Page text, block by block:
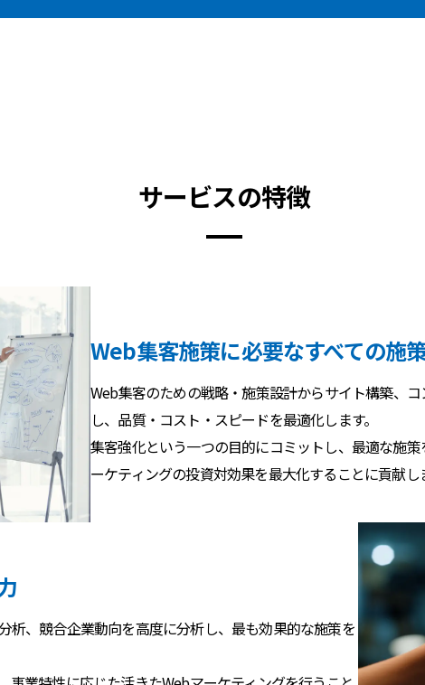
サービスの特徴
Web集客施策に必要なすべての施
Web集客のための戦略・施策設計からサイト構築、
し、品質・コスト・スピードを最適化します。
集客強化という一つの目的にコミットし、最適な施
ーケティングの投資対効果を最大化することに貢献し
析、競合企業動向を高度に分析し、最も効果的な施策を